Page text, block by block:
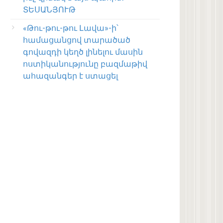
ՏԵՍԱՆՅՈՒԹ
«Թու-թու-թու Լավա»-ի՝
համացանցով տարածած
գովազդի կեղծ լինելու մասին
ոստիկանությունը բազմաթիվ
ահազանգեր է ստացել